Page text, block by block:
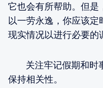
它也会有所帮助。但是
以一劳永逸，你应该
现实情况以进行必要的
关注牢记假期和时
保持相关性。